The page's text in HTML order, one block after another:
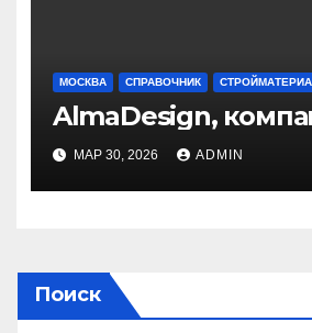
МОСКВА СПРАВОЧНИК
AlmaDesign,
МАР 30, 2026 ADMIN
Поиск